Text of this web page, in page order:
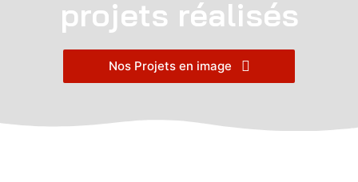
projets réalisés
Nos Projets en image